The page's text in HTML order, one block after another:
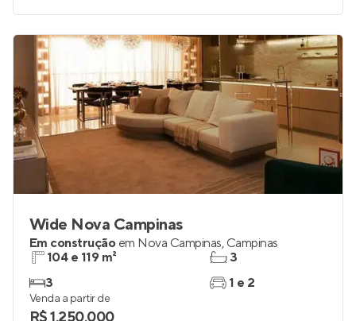
Wide Nova Campinas
Em construção em Nova Campinas, Campinas
104 e 119 m²
3
3
1 e 2
Venda a partir de